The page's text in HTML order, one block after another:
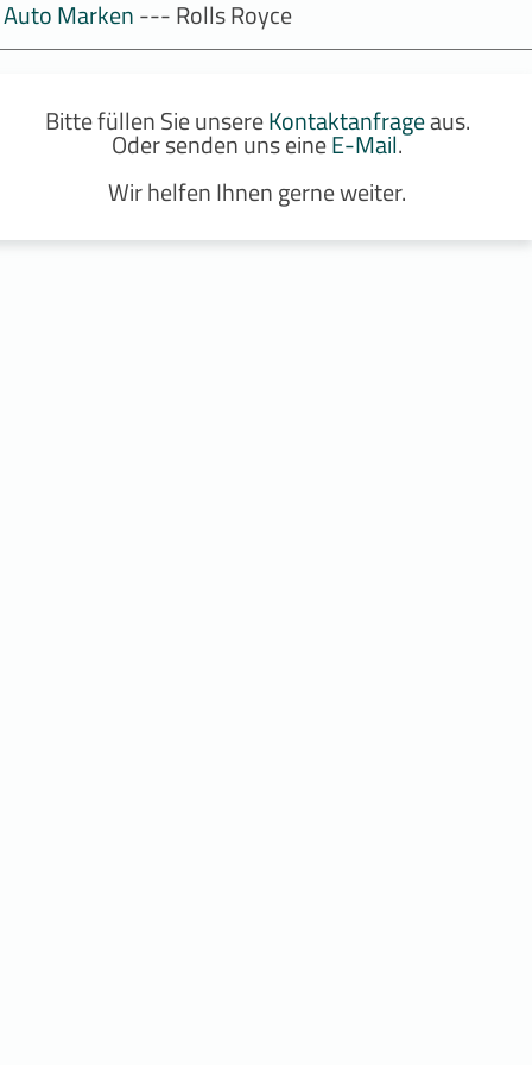
Auto Marken--- Rolls Royce
Bitte füllen Sie unsereKontaktanfrageaus.
Oder senden uns eineE-Mail.
Wir helfen Ihnen gerne weiter.